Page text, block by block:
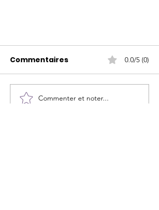
Commentaires 0.0/5 (0)
Commenter et noter...